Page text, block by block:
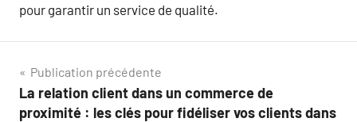
pour garantir un service de qualité.
Navigation
de
Publication précédente
La relation client dans un commerce de
proximité : les clés pour fidéliser vos clients dans